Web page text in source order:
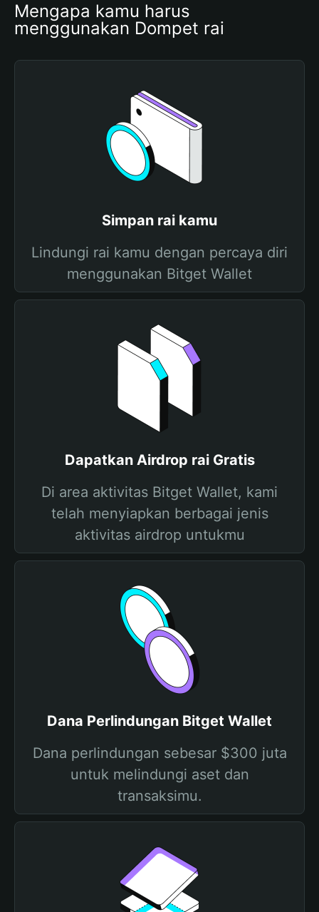
Mengapa kamu harus
menggunakan Dompet rai
Simpan rai kamu
Lindungi rai kamu dengan percaya diri
menggunakan Bitget Wallet
Dapatkan Airdrop rai Gratis
Di area aktivitas Bitget Wallet, kami
telah menyiapkan berbagai jenis
aktivitas airdrop untukmu
Dana Perlindungan Bitget Wallet
Dana perlindungan sebesar $300 juta
untuk melindungi aset dan
transaksimu.